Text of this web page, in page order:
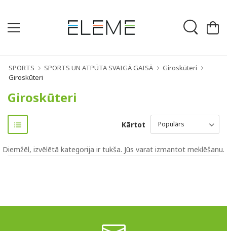
SPORTS SPORTS UN ATPŪTA SVAIGĀ GAISĀ
Giroskūteri
Giroskūteri
Giroskūteri
Kārtot
Diemžēl, izvēlētā kategorija ir tukša. Jūs varat izmantot meklēšanu.